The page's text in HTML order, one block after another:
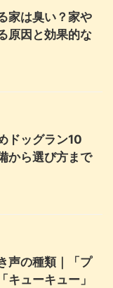
家は臭い？家や
原因と効果的な
ドッグラン10
から選び方まで
声の種類｜「プ
キューキュー」